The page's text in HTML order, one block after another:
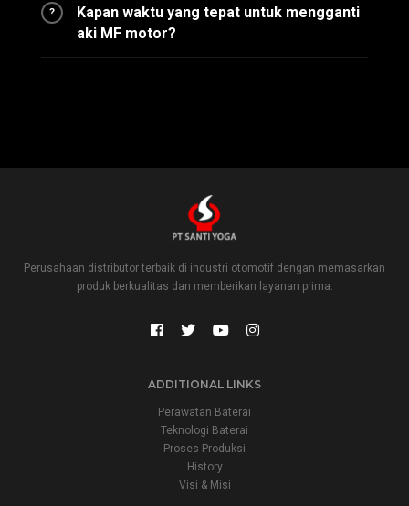
?
Kapan waktu yang tepat untuk mengganti
aki MF motor?
Perusahaan distributor terbaik di industri otomotif dengan memasarkan
produk berkualitas dan memberikan layanan prima.
ADDITIONAL LINKS
Perawatan Baterai
Teknologi Baterai
Proses Produksi
History
Visi & Misi